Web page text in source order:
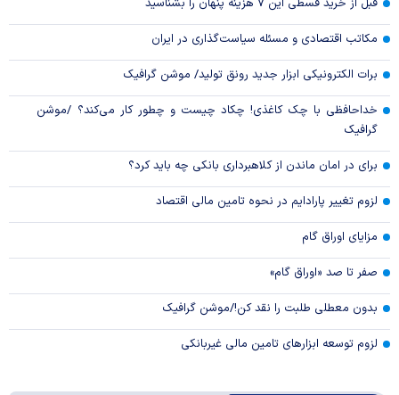
قبل از خرید قسطی این ۷ هزینه پنهان را بشناسید
مکاتب اقتصادی و مسئله سیاست‌گذاری در ایران
برات الکترونیکی ابزار جدید رونق تولید/ موشن گرافیک
خداحافظی با چک کاغذی! چکاد چیست و چطور کار می‌کند؟ /موشن
گرافیک
برای در امان ماندن از کلاهبرداری بانکی چه باید کرد؟
لزوم تغییر پارادایم در نحوه تامین مالی اقتصاد
مزایای اوراق گام
صفر تا صد «اوراق گام»
بدون معطلی طلبت را نقد کن!/موشن گرافیک
لزوم توسعه ابزارهای تامین مالی غیربانکی